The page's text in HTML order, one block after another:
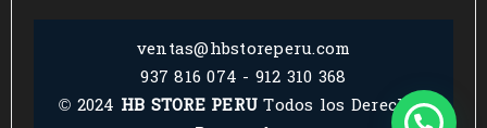
ventas@hbstoreperu.com
937 816 074 - 912 310 368
© 2024 HB STORE PERUTodos los Derechos